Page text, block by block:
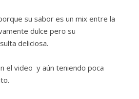
su sabor es un mix entre la
dulce pero su
deliciosa.
el video y aún teniendo poca